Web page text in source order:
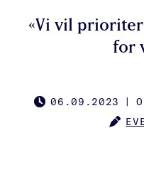
«Vi vil
for
PUBLISHED
06.09.2023 |
AUTHOR